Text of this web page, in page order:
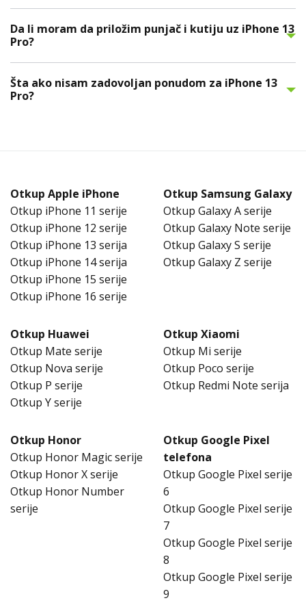
Da li moram da priložim punjač i kutiju uz iPhone 13
Pro?
Šta ako nisam zadovoljan ponudom za iPhone 13
Pro?
Otkup Apple iPhone
Otkup iPhone 11 serije
Otkup iPhone 12 serije
Otkup iPhone 13 serija
Otkup iPhone 14 serija
Otkup iPhone 15 serije
Otkup iPhone 16 serije
Otkup Samsung Galaxy
Otkup Galaxy A serije
Otkup Galaxy Note serije
Otkup Galaxy S serije
Otkup Galaxy Z serije
Otkup Huawei
Otkup Mate serije
Otkup Nova serije
Otkup P serije
Otkup Y serije
Otkup Xiaomi
Otkup Mi serije
Otkup Poco serije
Otkup Redmi Note serija
Otkup Honor
Otkup Honor Magic serije
Otkup Honor X serije
Otkup Honor Number
serije
Otkup Google Pixel
telefona
Otkup Google Pixel serije
6
Otkup Google Pixel serije
7
Otkup Google Pixel serije
8
Otkup Google Pixel serije
9